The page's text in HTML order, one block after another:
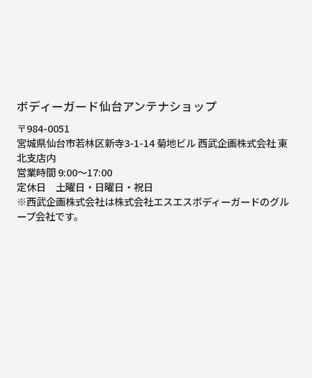
ボディーガード仙台アンテナショップ
〒984-0051
宮城県仙台市若林区新寺3-1-14 菊地ビル 西武企画株式会社 東
北支店内
営業時間 9:00～17:00
定休日 土曜日・日曜日・祝日
※西武企画株式会社は株式会社エスエスボディーガードのグル
ープ会社です。